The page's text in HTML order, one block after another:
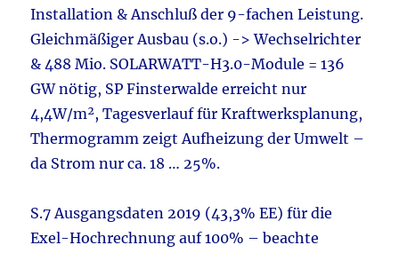
Installation & Anschluß der 9-fachen Leistung.
Gleichmäßiger Ausbau (s.o.) -> Wechselrichter
& 488 Mio. SOLARWATT-H3.0-Module = 136
GW nötig, SP Finsterwalde erreicht nur
4,4W/m², Tagesverlauf für Kraftwerksplanung,
Thermogramm zeigt Aufheizung der Umwelt –
da Strom nur ca. 18 … 25%.
S.7 Ausgangsdaten 2019 (43,3% EE) für die
Exel-Hochrechnung auf 100% – beachte